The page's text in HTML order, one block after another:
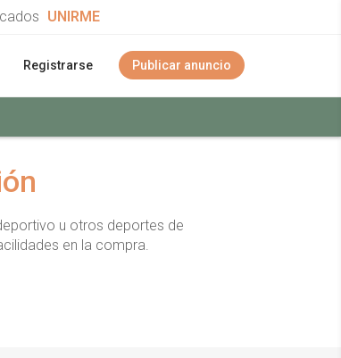
UNIRME
Registrarse Publicar anuncio
u otros deportes de
en la compra.